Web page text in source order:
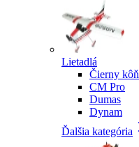
Lietadlá
Čierny kôň
CM Pro
Dumas
Dynam
Ďalšia kategória